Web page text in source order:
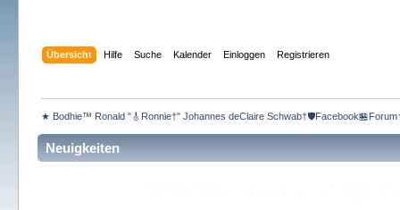
Übersicht Hilfe Suche Kalender Einloggen Registrieren
★ Bodhie™ Ronald "🎸Ronnie†" Johannes deClaire
Neuigkeiten